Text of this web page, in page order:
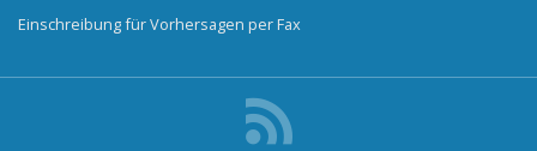
Einschreibung für Vorhersagen per Fax